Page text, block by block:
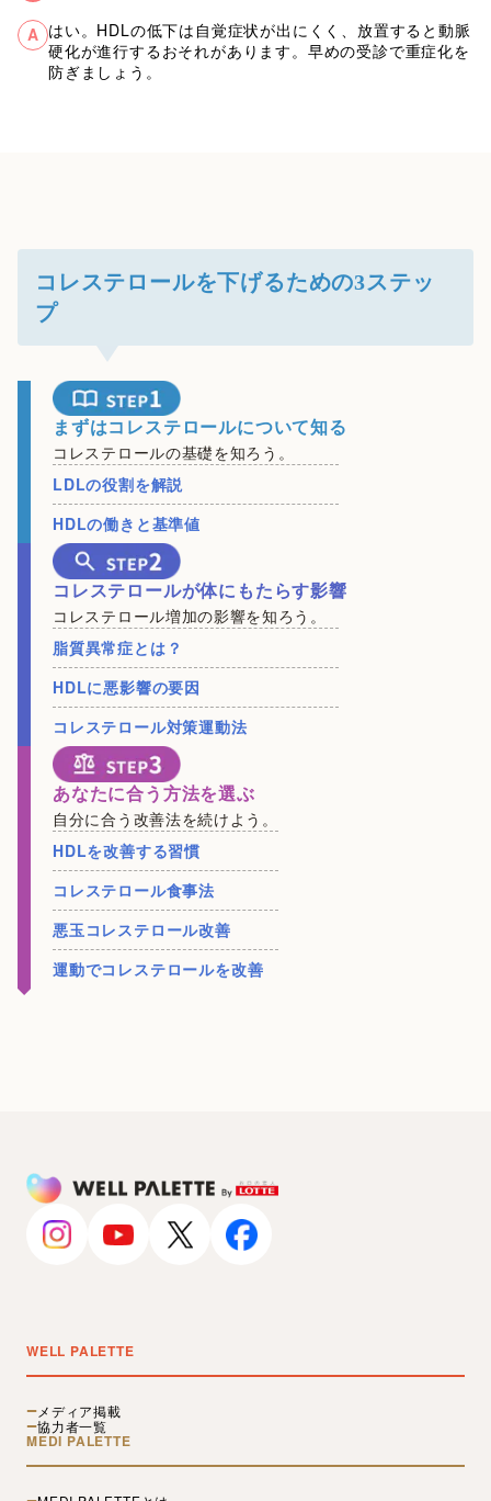
A はい。HDLの低下は自覚症状が出にくく、放置すると動脈
硬化が進行するおそれがあります。早めの受診で重症化を
防ぎましょう。
コレステロールを下げるための3ステッ
プ
まずはコレステロールについて知る
コレステロールの基礎を知ろう。
LDLの役割を解説
HDLの働きと基準値
コレステロールが体にもたらす影響
コレステロール増加の影響を知ろう。
脂質異常症とは？
HDLに悪影響の要因
コレステロール対策運動法
あなたに合う方法を選ぶ
自分に合う改善法を続けよう。
HDLを改善する習慣
コレステロール食事法
悪玉コレステロール改善
運動でコレステロールを改善
WELL PALETTE
メディア掲載
協力者一覧
MEDI PALETTE